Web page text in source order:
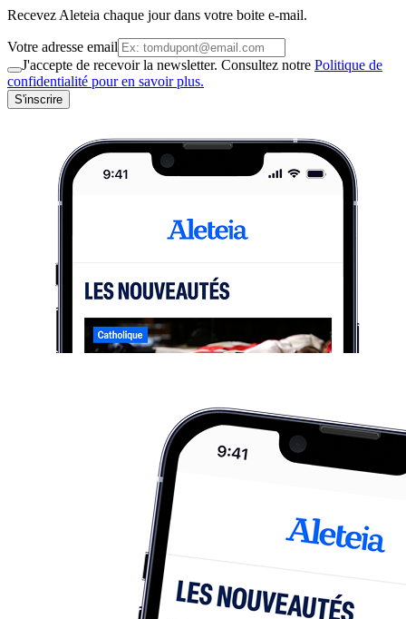
Recevez Aleteia chaque jour dans votre boite e-mail.
Votre adresse email
J'accepte de recevoir la newsletter. Consultez notre Politique de
confidentialité pour en savoir plus.
S'inscrire